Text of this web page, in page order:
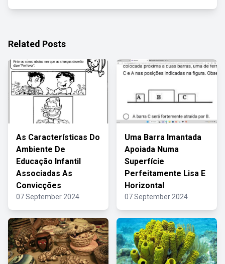
Related Posts
As Características Do
Ambiente De
Educação Infantil
Associadas As
Convicções
07 September 2024
Uma Barra Imantada
Apoiada Numa
Superfície
Perfeitamente Lisa E
Horizontal
07 September 2024